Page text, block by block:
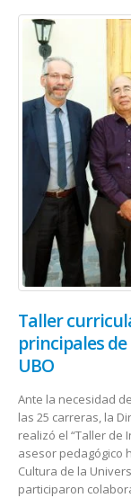
Taller
principales
UBO
Ante la necesidad
las 25 carreras, la
realizó el “Taller de
asesor pedagógico
Cultura de la
participaron